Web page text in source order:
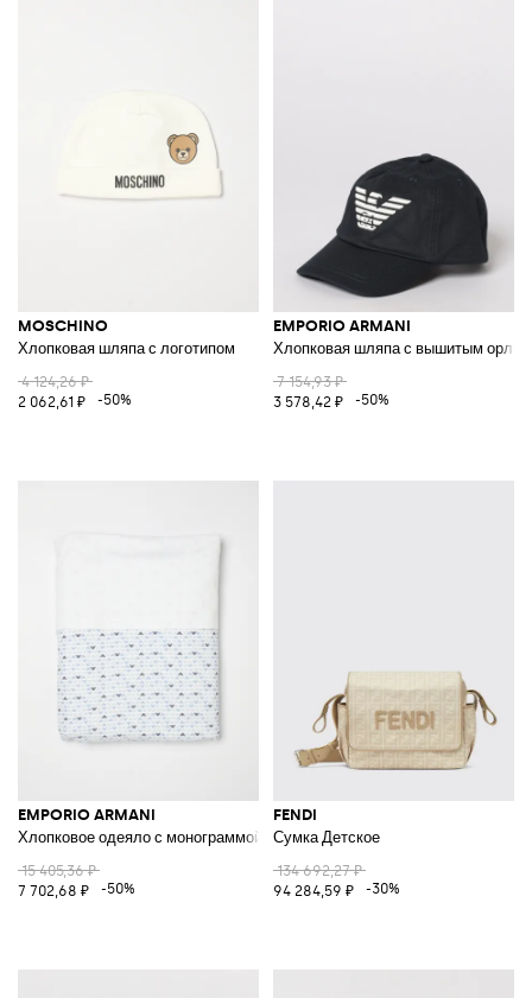
MOSCHINO
Хлопковая шляпа с логотипом
4 124,26 ₽
2 062,61 ₽
-50%
EMPORIO ARMANI
Хлопковая шляпа с вышитым орлом
7 154,93 ₽
3 578,42 ₽
-50%
EMPORIO ARMANI
Хлопковое одеяло с монограммой
15 405,36 ₽
7 702,68 ₽
-50%
FENDI
Сумка Детское
134 692,27 ₽
94 284,59 ₽
-30%